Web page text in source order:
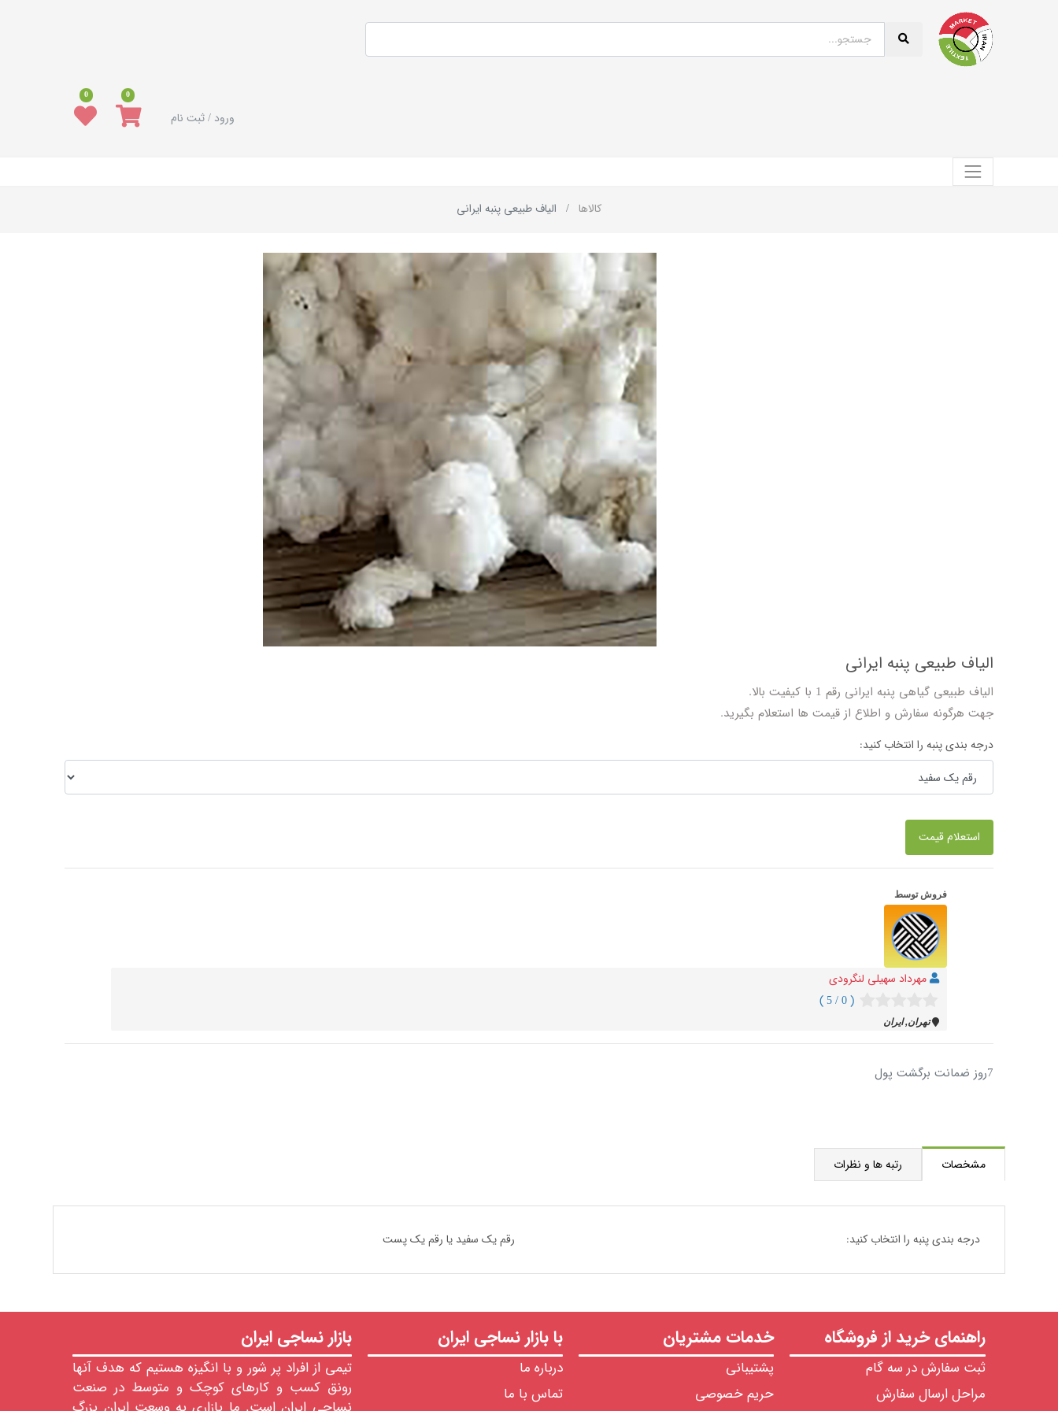
ورود / ثبت نام
0
0
کالاها الیاف طبیعی پنبه ایرانی
الیاف طبیعی پنبه ایرانی
الیاف طبیعی گیاهی پنبه ایرانی رقم 1 با کیفیت بالا.
جهت هرگونه سفارش و اطلاع از قیمت ها استعلام بگیرید.
درجه بندی پنبه را انتخاب کنید:
استعلام قیمت
فروش توسط
مهرداد سهیلی لنگرودی
( 0 / 5 )
تهران, ایران
7روز ضمانت برگشت پول
مشخصات رتبه ها و نظرات
درجه بندی پنبه را انتخاب کنید: رقم یک سفید یا رقم یک پست
راهنمای خرید از فروشگاه
ثبت سفارش در سه گام
مراحل ارسال سفارش
خدمات مشتریان
پشتیبانی
حریم خصوصی
با بازار نساجی ایران
درباره ما
تماس با ما
بازار نساجی ایران
تیمی از افراد پر شور و با انگیزه هستیم که هدف آنها
رونق کسب و کارهای کوچک و متوسط در صنعت